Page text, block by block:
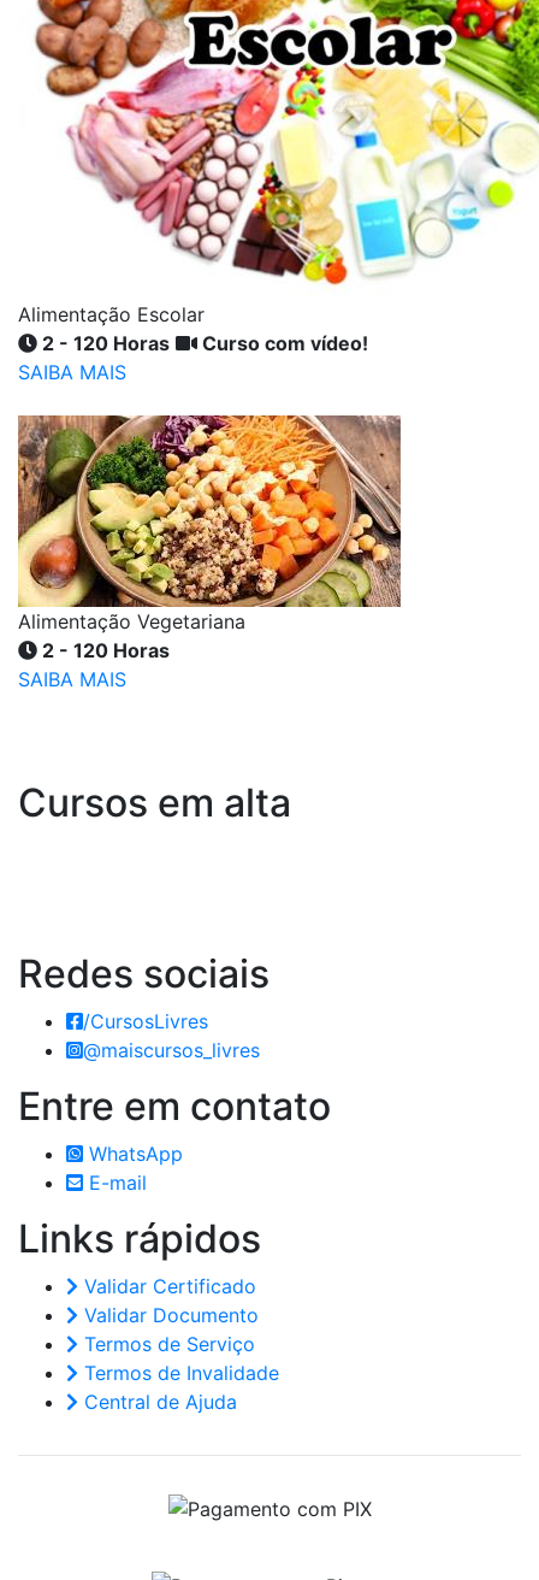
Alimentação Escolar
2 - 120 Horas
Curso com vídeo!
SAIBA MAIS
Alimentação Vegetariana
2 - 120 Horas
SAIBA MAIS
Cursos em alta
Redes sociais
/CursosLivres
@maiscursos_livres
Entre em contato
WhatsApp
E-mail
Links rápidos
Validar Certificado
Validar Documento
Termos de Serviço
Termos de Invalidade
Central de Ajuda